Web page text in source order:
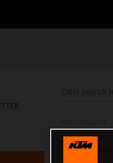
PRESS RELEASES
TEXT